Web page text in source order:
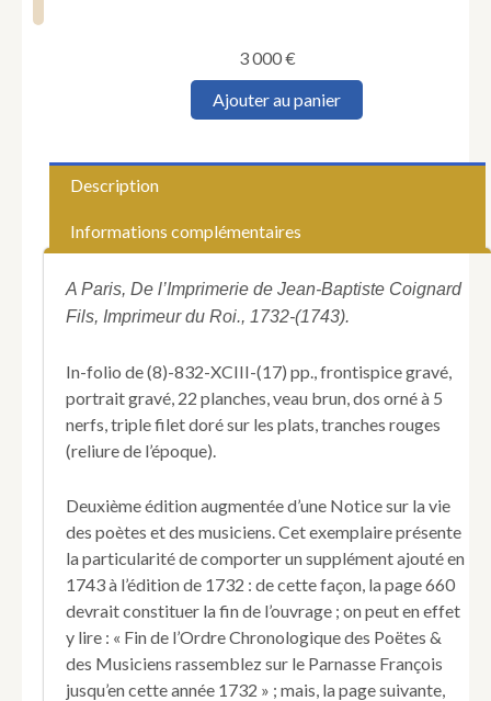
3 000€
quantité
Parnasse
dédié
au
M.
Titon
du
Tillet,
Commissaire
des
Guerres,
ci-
Capitaine
de
Dragons,
&
Maître-
Ajouter au panier
Description
Informations complémentaires
A Paris, De l’Imprimerie de Jean-Baptiste Coignard
Fils, Imprimeur du Roi., 1732-(1743).
In-folio de (8)-832-XCIII-(17) pp., frontispice gravé,
portrait gravé, 22 planches, veau brun, dos orné à 5
nerfs, triple filet doré sur les plats, tranches rouges
(reliure de l’époque).
Deuxième édition augmentée d’une Notice sur la vie
des poètes et des musiciens. Cet exemplaire présente
la particularité de comporter un supplément ajouté en
1743 à l’édition de 1732 : de cette façon, la page 660
devrait constituer la fin de l’ouvrage ; on peut en effet
y lire : « Fin de l’Ordre Chronologique des Poëtes &
des Musiciens rassemblez sur le Parnasse François
jusqu’en cette année 1732 » ; mais, la page suivante,